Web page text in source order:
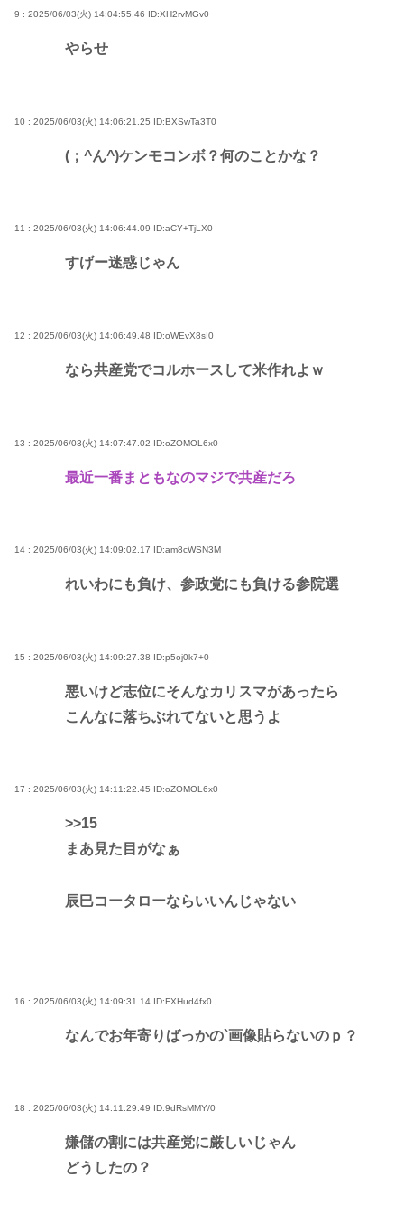
9 : 2025/06/03(火) 14:04:55.46 ID:XH2rvMGv0
やらせ
10 : 2025/06/03(火) 14:06:21.25 ID:BXSwTa3T0
(；^ん^)ケンモコンボ？何のことかな？
11 : 2025/06/03(火) 14:06:44.09 ID:aCY+TjLX0
すげー迷惑じゃん
12 : 2025/06/03(火) 14:06:49.48 ID:oWEvX8sI0
なら共産党でコルホースして米作れよｗ
13 : 2025/06/03(火) 14:07:47.02 ID:oZOMOL6x0
最近一番まともなのマジで共産だろ
14 : 2025/06/03(火) 14:09:02.17 ID:am8cWSN3M
れいわにも負け、参政党にも負ける参院選
15 : 2025/06/03(火) 14:09:27.38 ID:p5oj0k7+0
悪いけど志位にそんなカリスマがあったら
こんなに落ちぶれてないと思うよ
17 : 2025/06/03(火) 14:11:22.45 ID:oZOMOL6x0
>>15
まあ見た目がなぁ
辰巳コータローならいいんじゃない
16 : 2025/06/03(火) 14:09:31.14 ID:FXHud4fx0
なんでお年寄りばっかの`画像貼らないのｐ？
18 : 2025/06/03(火) 14:11:29.49 ID:9dRsMMY/0
嫌儲の割には共産党に厳しいじゃん
どうしたの？